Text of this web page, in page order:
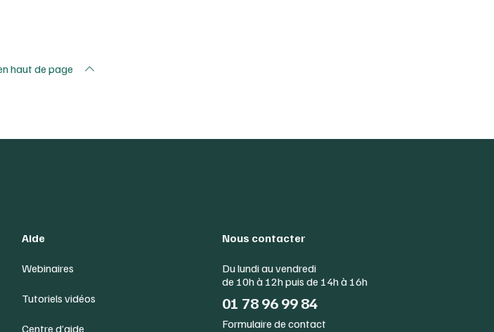
haut de page
Aide
Webinaires
Tutoriels vidéos
Centre d’aide
Nous contacter
Du lundi au vendredi
de 10h à 12h puis de 14h à 16h
01 78 96 99 84
Formulaire de contact